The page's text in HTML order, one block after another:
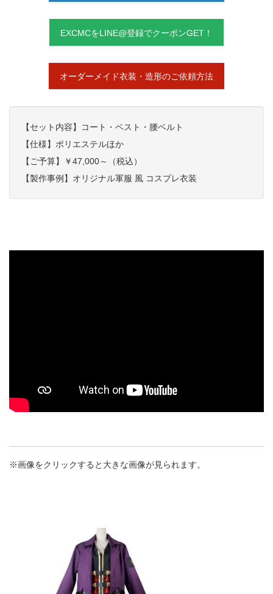
EXCMCをLINE@登録でクーポンGET！
オーダーメイド衣装・造形のご依頼方法
【セット内容】コート・ベスト・腰ベルト
【仕様】ポリエステルほか
【ご予算】￥47,000～（税込）
【製作事例】オリジナル軍服 風 コスプレ衣装
※画像をクリックすると大きな画像が見られます。